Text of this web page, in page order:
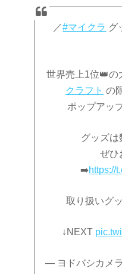
／#マイクラ グ
世界売上1位👑
クラフト の
ポップアッ
グッズ
ぜひ
➡️https://
取り扱いグ
↓NEXT
— ヨドバシカメ